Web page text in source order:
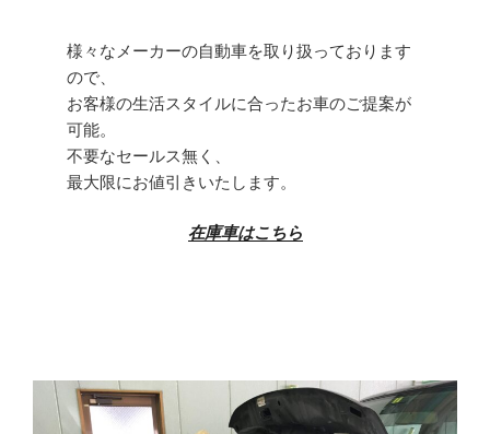
様々なメーカーの自動車を取り扱っております
ので、
お客様の生活スタイルに合ったお車のご提案が
可能。
不要なセールス無く、
最大限にお値引きいたします。
在庫車はこちら